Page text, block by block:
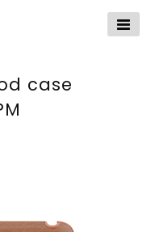
公式サイト】
天然
ース
case